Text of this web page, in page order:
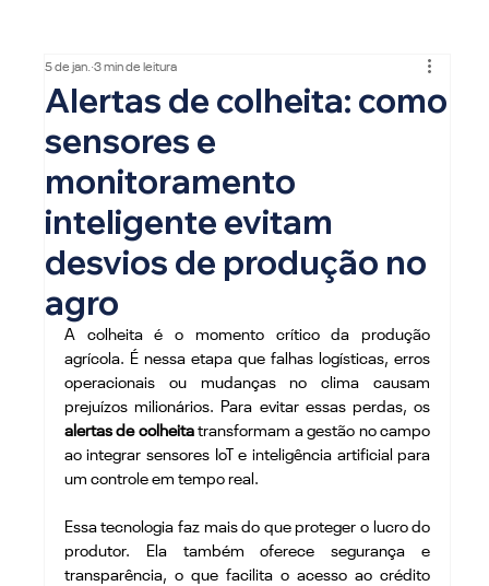
Alertas de colheita: como
sensores e
monitoramento
inteligente evitam
desvios de produção no
agro
5 de jan. 3 min de leitura
A colheita é o momento crítico da produção
agrícola. É nessa etapa que falhas logísticas, erros
operacionais ou mudanças no clima causam
alertas de colheita transformam a gestão no campo
ao integrar sensores IoT e inteligência artificial para
um controle em tempo real.
Essa tecnologia faz mais do que proteger o lucro do
produtor. Ela também oferece segurança e
transparência, o que facilita o acesso ao crédito